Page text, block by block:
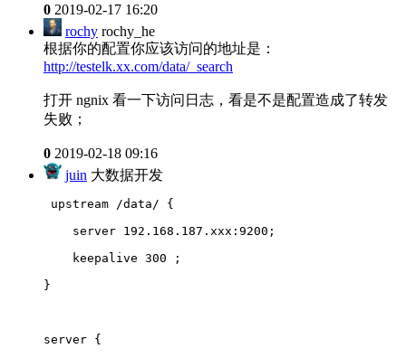
0 2019-02-17 16:20
rochy rochy_he
根据你的配置你应该访问的地址是：
http://testelk.xx.com/data/_search
打开 ngnix 看一下访问日志，看是不是配置造成了转发
失败；
0 2019-02-18 09:16
juin 大数据开发
upstream /data/ {
    server 192.168.187.xxx:9200;
    keepalive 300 ;
}
server {